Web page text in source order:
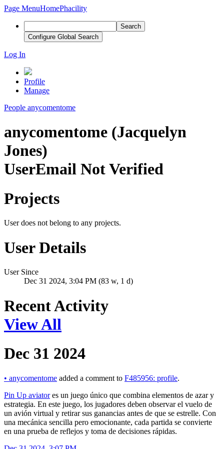
Page MenuHomePhacility
Search
Configure Global Search
Log In
Profile
Manage
People anycomentome
anycomentome (Jacquelyn
Jones)
UserEmail Not Verified
Projects
User does not belong to any projects.
User Details
User Since
Dec 31 2024, 3:04 PM (83 w, 1 d)
Recent Activity
View All
Dec 31 2024
• anycomentome added a comment to F485956: profile.
Pin Up aviatores un juego único que combina elementos de azar y
estrategia. En este juego, los jugadores deben observar el vuelo de
un avión virtual y retirar sus ganancias antes de que se estrelle. Con
una mecánica sencilla pero emocionante, cada partida se convierte
en una prueba de reflejos y toma de decisiones rápidas.